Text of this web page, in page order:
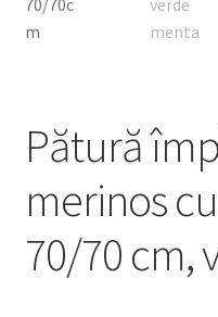
Pătură
merinos
70/70 cm,